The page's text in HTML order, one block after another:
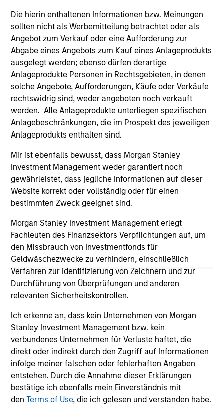
Die hierin enthaltenen Informationen bzw. Meinungen
sollten nicht als Werbemitteilung betrachtet oder als
Angebot zum Verkauf oder eine Aufforderung zur
Abgabe eines Angebots zum Kauf eines Anlageprodukts
ausgelegt werden; ebenso dürfen derartige
Anlageprodukte Personen in Rechtsgebieten, in denen
solche Angebote, Aufforderungen, Käufe oder Verkäufe
rechtswidrig sind, weder angeboten noch verkauft
werden. Alle Anlageprodukte unterliegen spezifischen
Anlagebeschränkungen, die im Prospekt des jeweiligen
Anlageprodukts enthalten sind.
Mir ist ebenfalls bewusst, dass Morgan Stanley
Investment Management weder garantiert noch
gewährleistet, dass jegliche Informationen auf dieser
Website korrekt oder vollständig oder für einen
bestimmten Zweck geeignet sind.
Morgan Stanley Investment Management erlegt
Fachleuten des Finanzsektors Verpflichtungen auf, um
den Missbrauch von Investmentfonds für
Geldwäschezwecke zu verhindern, einschließlich
Verfahren zur Identifizierung von Zeichnern und zur
Durchführung von Überprüfungen und anderen
relevanten Sicherheitskontrollen.
Ich erkenne an, dass kein Unternehmen von Morgan
Stanley Investment Management bzw. kein
verbundenes Unternehmen für Verluste haftet, die
direkt oder indirekt durch den Zugriff auf Informationen
infolge meiner falschen oder fehlerhaften Angaben
entstehen. Durch die Annahme dieser Erklärungen
bestätige ich ebenfalls mein Einverständnis mit
denTerms of Use, die ich gelesen und verstanden habe.
Bar and has sat on numerous civic boards during
his career. When not traveling the country, David
and his wife of more than 40 years live in Miami
Beach and Charlestown, RI in empty nests without
their three grown children and, unfortunately,
without their grandchildren.
May not represent all Team Members.
The information on this page is for informational
not constitute and should not be construed as an
offering of advisory services or an offer to sell or a
solicitation of an offer to buy any securities in any
jurisdiction in which such offer or solicitation,
purchase or sale would be unlawful under the
securities, insurance or other laws of such jurisdiction.
All investing involves risks, including a loss of principal.
Please refer to the strategy detail page for important
information on the strategy, including additional risk
considerations.